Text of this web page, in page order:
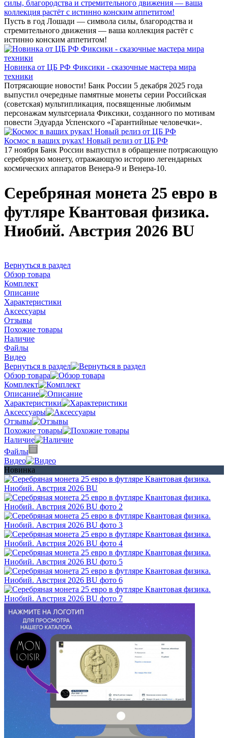
силы, благородства и стремительного движения — ваша
коллекция растёт с истинно конским аппетитом!
Пусть в год Лошади — символа силы, благородства и
стремительного движения — ваша коллекция растёт с
истинно конским аппетитом!
Новинка от ЦБ РФ Фиксики - сказочные мастера мира
техники
Потрясающие новости! Банк России 5 декабря 2025 года
выпустил очередные памятные монеты серии Российская
(советская) мультипликация, посвященные любимым
персонажам мультсериала Фиксики, созданного по мотивам
повести Эдуарда Успенского «Гарантийные человечки».
Космос в ваших руках! Новый релиз от ЦБ РФ
17 ноября Банк России выпустил в обращение потрясающую
серебряную монету, отражающую историю легендарных
космических аппаратов Венера-9 и Венера-10.
Серебряная монета 25 евро в
футляре Квантовая физика.
Ниобий. Австрия 2026 BU
Вернуться в раздел
Обзор товара
Комплект
Описание
Характеристики
Аксессуары
Отзывы
Похожие товары
Наличие
Файлы
Видео
Вернуться в раздел
Обзор товара
Комплект
Описание
Характеристики
Аксессуары
Отзывы
Похожие товары
Наличие
Файлы
Видео
Новинка